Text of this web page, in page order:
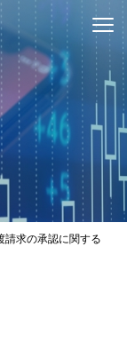
請求の承認に関する